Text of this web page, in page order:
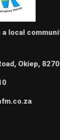
a local
Okiep, 8270